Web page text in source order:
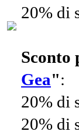
20% di
Sconto
Gea":
20% di
20% di